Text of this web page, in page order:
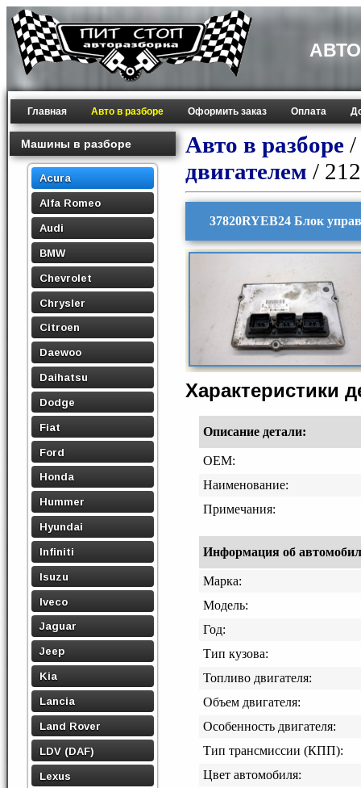
Главная Авто в разборе Оформить заказ Оплата
Машины в разборе
Acura
Alfa Romeo
Audi
BMW
Chevrolet
Chrysler
Citroen
Daewoo
Daihatsu
Dodge
Fiat
Ford
Honda
Hummer
Hyundai
Infiniti
Isuzu
Iveco
Jaguar
Jeep
Kia
Lancia
Land Rover
LDV (DAF)
Lexus
Авто в разборе /
двигателем /
37820RYEB24 Блок
Характеристики
Описание детали:
OEM:
Наименование:
Примечания:
Информация об
Марка:
Модель:
Год:
Тип кузова:
Топливо двигателя:
Объем двигателя:
Особенность двигателя:
Тип трансмиссии (КПП):
Цвет автомобиля: